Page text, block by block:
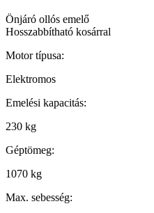
Önjáró ollós emelő
Hosszabbítható kosárral
Motor típusa:
Elektromos
Emelési kapacitás:
230 kg
Géptömeg:
1070 kg
Max. sebesség: